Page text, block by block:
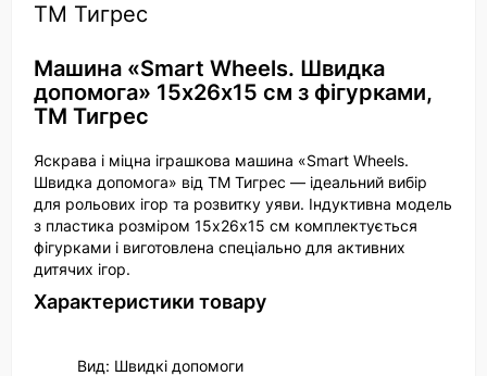
ТМ Тигрес
Машина «Smart Wheels. Швидка
допомога» 15х26х15 см з фігурками,
ТМ Тигрес
Яскрава і міцна іграшкова машина «Smart Wheels.
Швидка допомога» від ТМ Тигрес — ідеальний вибір
для рольових ігор та розвитку уяви. Індуктивна модель
з пластика розміром 15х26х15 см комплектується
фігурками і виготовлена спеціально для активних
дитячих ігор.
Характеристики товару
Вид: Швидкі допомоги